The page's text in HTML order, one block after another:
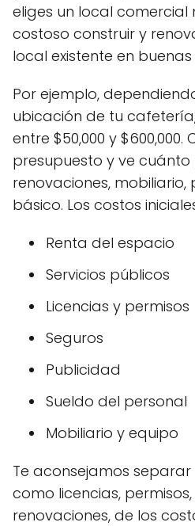
eliges un local comercial
costoso construir y
local existente en
Por ejemplo,
ubicación de tu
entre $50,000 y $600,000.
presupuesto y ve
renovaciones,
básico. Los costos
Renta del espacio
Servicios públicos
Licencias y permisos
Seguros
Publicidad
Sueldo del personal
Mobiliario y equipo
Te aconsejamos separar
como licencias,
renovaciones, de los